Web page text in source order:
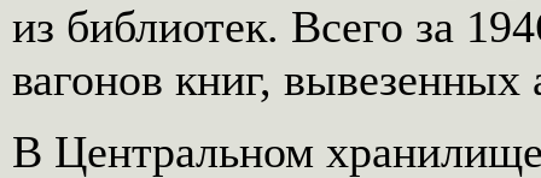
из библиотек. Всего за
вагонов книг,
В Центральном